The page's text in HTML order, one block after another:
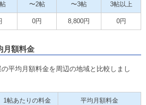
〜2帖 〜3帖 3帖以上
0円 8,800円 0円
月額料金
平均月額料金を周辺の地域と比較しまし
1帖あたりの料金 平均月額料金